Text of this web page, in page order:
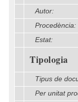
Autor:
Procedència:
Estat:
Tipologia
Tipus de
Per unitat